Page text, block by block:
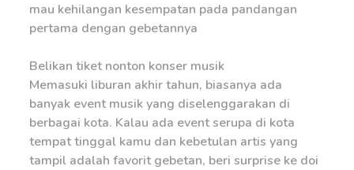
mau kehilangan kesempatan pada pandangan
pertama dengan gebetannya
Belikan tiket nonton konser musik
Memasuki liburan akhir tahun, biasanya ada
banyak event musik yang diselenggarakan di
berbagai kota. Kalau ada event serupa di kota
tempat tinggal kamu dan kebetulan artis yang
tampil adalah favorit gebetan, beri surprise ke doi